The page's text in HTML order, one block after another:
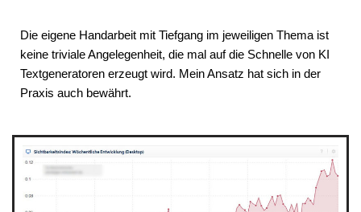
Die eigene Handarbeit mit Tiefgang im jeweiligen Thema ist
keine triviale Angelegenheit, die mal auf die Schnelle von KI
Textgeneratoren erzeugt wird. Mein Ansatz hat sich in der
Praxis auch bewährt.